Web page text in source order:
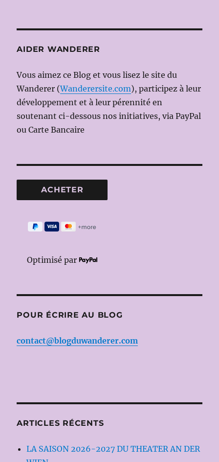
AIDER WANDERER
Vous aimez ce Blog et vous lisez le site du
Wanderer (Wanderersite.com), participez à leur
développement et à leur pérennité en
soutenant ci-dessous nos initiatives, via PayPal
ou Carte Bancaire
Optimisé par
POUR ÉCRIRE AU BLOG
contact@blogduwanderer.com
ARTICLES RÉCENTS
LA SAISON 2026-2027 DU THEATER AN DER